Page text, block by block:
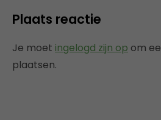
Plaats reactie
Je moet ingelogd zijn op om
plaatsen.